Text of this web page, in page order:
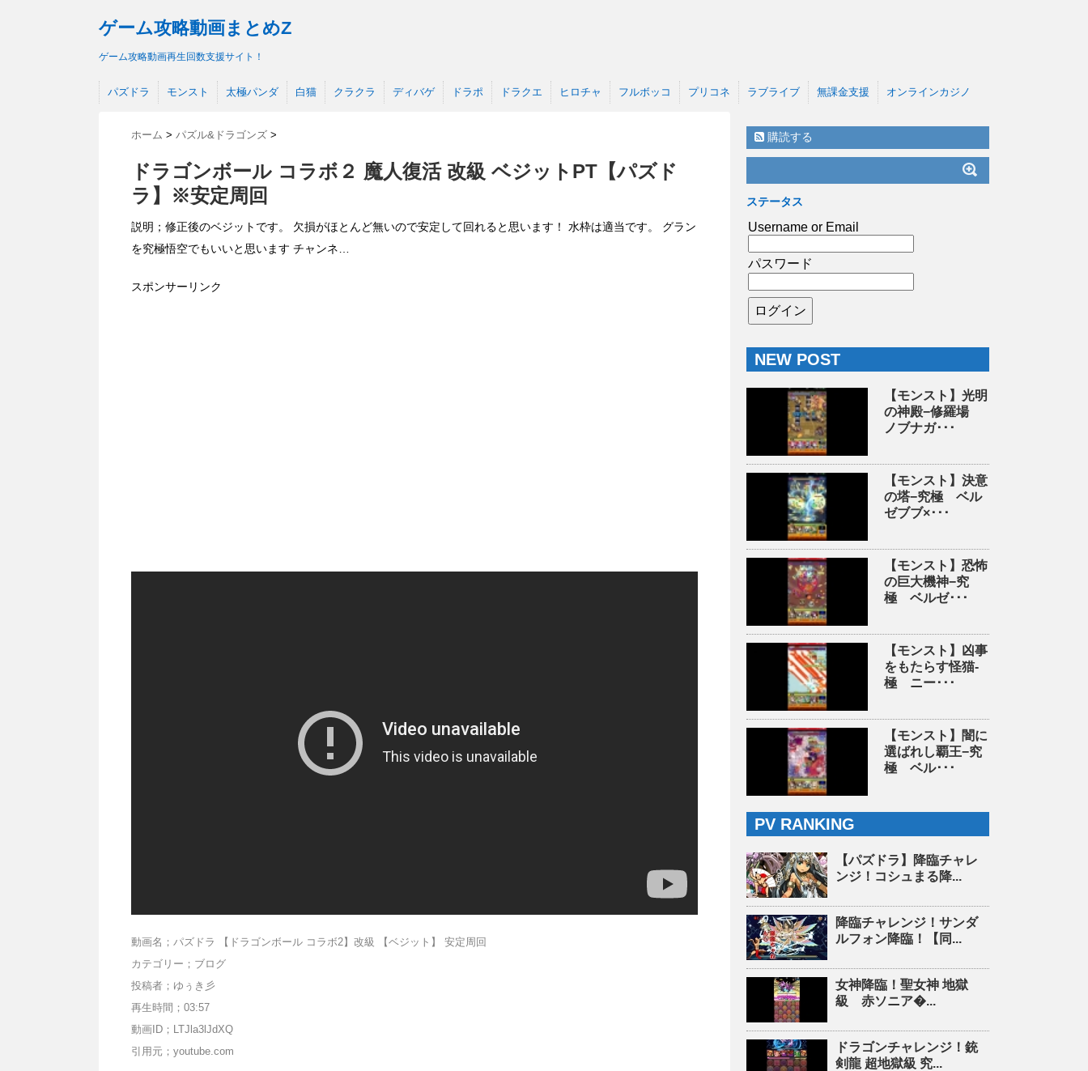
ゲーム攻略動画まとめZ
ゲーム攻略動画再生回数支援サイト！
パズドラ モンスト 太極パンダ 白猫 クラクラ ディバゲ ドラポ ドラクエ ヒロチャ フルボッコ プリコネ ラブライブ 無課金支援 オンラインカジノ
ホーム > パズル&ドラゴンズ >
ドラゴンボール コラボ２ 魔人復活 改級 ベジットPT【パズド
ラ】※安定周回
説明；修正後のベジットです。 欠損がほとんど無いので安定して回れると思います！ 水枠は適当です。 グラン
を究極悟空でもいいと思います チャンネ…
スポンサーリンク
動画名；パズドラ 【ドラゴンボール コラボ2】改級 【ベジット】 安定周回
カテゴリー；ブログ
投稿者；ゆぅき彡
再生時間；03:57
動画ID；LTJla3lJdXQ
引用元；youtube.com
購読する
ステータス
Username or Email
パスワード
NEW POST
【モンスト】光明
の神殿−修羅場
ノブナガ･･･
【モンスト】決意
の塔−究極 ベル
ゼブブ×･･･
【モンスト】恐怖
の巨大機神−究
極 ベルゼ･･･
【モンスト】凶事
をもたらす怪猫-
極 ニー･･･
【モンスト】闇に
選ばれし覇王−究
極 ベル･･･
PV RANKING
【パズドラ】降臨チャレ
ンジ！コシュまる降...
降臨チャレンジ！サンダ
ルフォン降臨！【同...
女神降臨！聖女神 地獄
級 赤ソニア�...
ドラゴンチャレンジ！銃
剣龍 超地獄級 究...